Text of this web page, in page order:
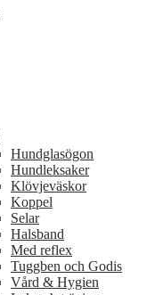
Hundglasögon
Hundleksaker
Klövjeväskor
Koppel
Selar
Halsband
Med reflex
Tuggben och Godis
Vård & Hygien